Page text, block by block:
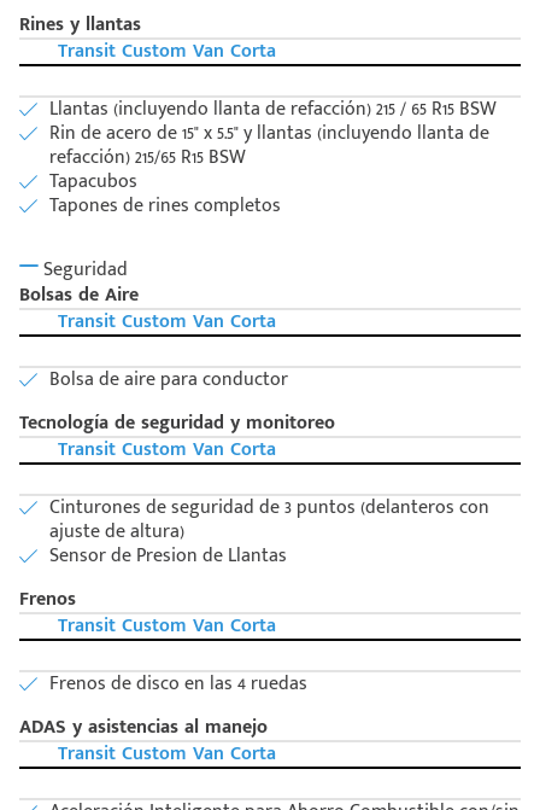
Rines y llantas
Transit Custom Van Corta
Llantas (incluyendo llanta de refacción) 215 / 65 R15 BSW
Rin de acero de 15" x 5.5" y llantas (incluyendo llanta de
refacción) 215/65 R15 BSW
Tapacubos
Tapones de rines completos
Seguridad
Bolsas de Aire
Transit Custom Van Corta
Bolsa de aire para conductor
Tecnología de seguridad y monitoreo
Transit Custom Van Corta
Cinturones de seguridad de 3 puntos (delanteros con
ajuste de altura)
Sensor de Presion de Llantas
Frenos
Transit Custom Van Corta
Frenos de disco en las 4 ruedas
ADAS y asistencias al manejo
Transit Custom Van Corta